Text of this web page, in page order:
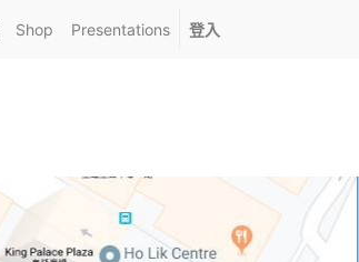
Shop Presentations 登入